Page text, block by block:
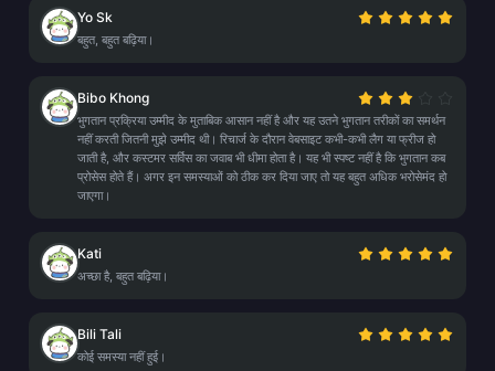
Yo Sk
बहुत, बहुत बढ़िया।
Bibo Khong
भुगतान प्रक्रिया उम्मीद के मुताबिक आसान नहीं है और यह उतने भुगतान तरीकों का समर्थन
नहीं करती जितनी मुझे उम्मीद थी। रिचार्ज के दौरान वेबसाइट कभी-कभी लैग या फ्रीज हो
जाती है, और कस्टमर सर्विस का जवाब भी धीमा होता है। यह भी स्पष्ट नहीं है कि भुगतान कब
प्रोसेस होते हैं। अगर इन समस्याओं को ठीक कर दिया जाए तो यह बहुत अधिक भरोसेमंद हो
जाएगा।
Kati
अच्छा है, बहुत बढ़िया।
Bili Tali
कोई समस्या नहीं हुई।